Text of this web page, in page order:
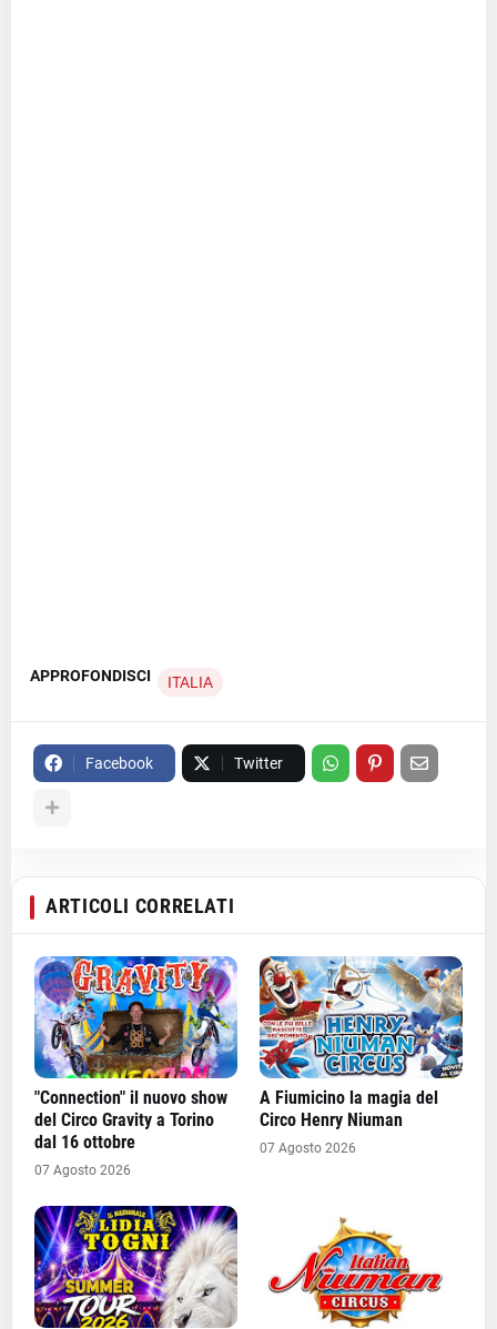
APPROFONDISCI ITALIA
Facebook Twitter
ARTICOLI CORRELATI
"Connection" il nuovo show
del Circo Gravity a Torino
dal 16 ottobre
07 Agosto 2026
A Fiumicino la magia del
Circo Henry Niuman
07 Agosto 2026